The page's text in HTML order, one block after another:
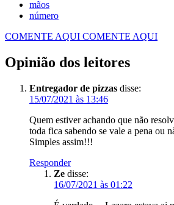
mãos
número
COMENTE AQUI COMENTE AQUI
Opinião dos leitores
Entregador de pizzas disse:
15/07/2021 às 13:46
Quem estiver achando que não
toda fica sabendo se vale a pena ou
Simples assim!!!
Responder
Ze disse:
16/07/2021 às 01:22